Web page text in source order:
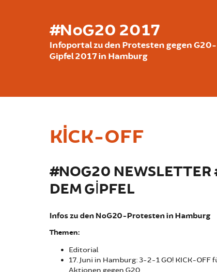
#NoG20 2017
Infoportal zu den Protesten gegen G20-
Gipfel 2017 in Hamburg
KICK-OFF
#NOG20 NEWSLETTER
DEM GIPFEL
Infos zu den NoG20-Protesten in Hamburg
Themen:
Editorial
17. Juni in Hamburg: 3-2-1 GO! KICK-OFF